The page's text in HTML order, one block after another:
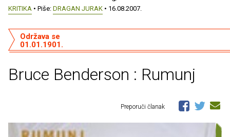
KRITIKA • Piše: DRAGAN JURAK • 16.08.2007.
Bruce Benderson : Rumunj
Održava se
01.01.1901.
Preporuči članak